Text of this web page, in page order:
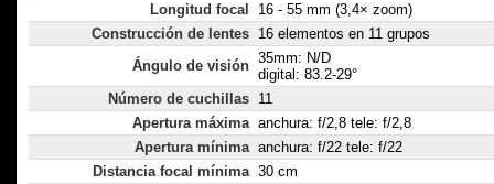
Longitud focal
16 - 55 mm (3,4× zoom)
Construcción de lentes 16 elementos en 11 grupos
Ángulo de visión 35mm: N/D
digital: 83.2-29°
Número de cuchillas 11
Apertura máxima anchura: f/2,8 tele: f/2,8
Apertura mínima anchura: f/22 tele: f/22
Distancia focal mínima 30 cm